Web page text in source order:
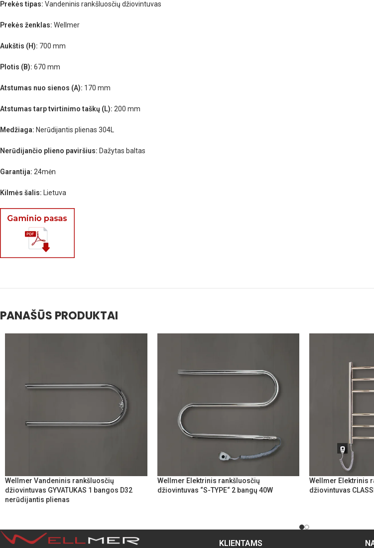
Prekės tipas: Vandeninis rankšluosčių džiovintuvas
Prekės ženklas: Wellmer
Aukštis (H): 700 mm
Plotis (B): 670 mm
Atstumas nuo sienos (A): 170 mm
Atstumas tarp tvirtinimo taškų (L): 200 mm
Medžiaga: Nerūdijantis plienas 304L
Nerūdijančio plieno paviršius: Dažytas baltas
Garantija: 24mėn
Kilmės šalis: Lietuva
PANAŠŪS PRODUKTAI
Wellmer Vandeninis rankšluosčių
džiovintuvas GYVATUKAS 1 bangos D32
nerūdijantis plienas
Wellmer Elektrinis rankšluosčių
džiovintuvas “S-TYPE“ 2 bangų 40W
Wellmer Elektrinis
džiovintuvas
KLIENTAMS